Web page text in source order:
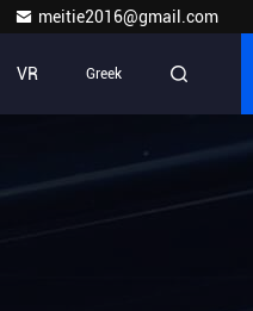
meitie2016@gmail.com
VR Greek